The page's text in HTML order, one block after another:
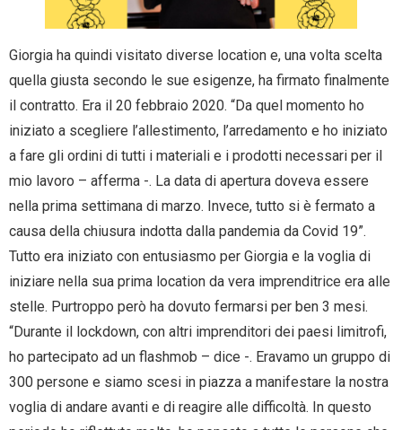
Giorgia ha quindi visitato diverse location e, una volta scelta
quella giusta secondo le sue esigenze, ha firmato finalmente
il contratto. Era il 20 febbraio 2020. “Da quel momento ho
iniziato a scegliere l’allestimento, l’arredamento e ho iniziato
a fare gli ordini di tutti i materiali e i prodotti necessari per il
mio lavoro – afferma -. La data di apertura doveva essere
nella prima settimana di marzo. Invece, tutto si è fermato a
causa della chiusura indotta dalla pandemia da Covid 19”.
Tutto era iniziato con entusiasmo per Giorgia e la voglia di
iniziare nella sua prima location da vera imprenditrice era alle
stelle. Purtroppo però ha dovuto fermarsi per ben 3 mesi.
“Durante il lockdown, con altri imprenditori dei paesi limitrofi,
ho partecipato ad un flashmob – dice -. Eravamo un gruppo di
300 persone e siamo scesi in piazza a manifestare la nostra
voglia di andare avanti e di reagire alle difficoltà. In questo